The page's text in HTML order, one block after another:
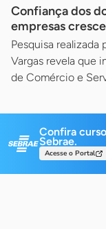
Confiança dos
empresas
Pesquisa realizada
Vargas revela que
de Comércio e
Confira
Sebrae.
Acesse o Portal